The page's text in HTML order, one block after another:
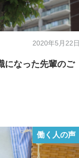
2020年5月22日
になった先輩のご
働く人の声